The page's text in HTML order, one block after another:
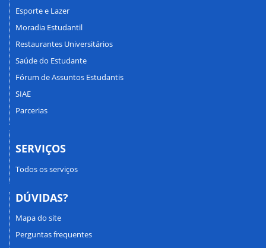
Esporte e Lazer
Moradia Estudantil
Restaurantes Universitários
Saúde do Estudante
Fórum de Assuntos Estudantis
SIAE
Parcerias
SERVIÇOS
Todos os serviços
DÚVIDAS?
Mapa do site
Perguntas frequentes